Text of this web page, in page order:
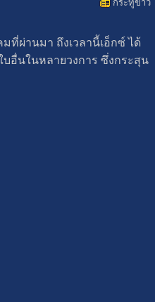
กระทู้ข่าว
ที่ผ่านมา ถึงเวลานี้เอ็กซ์ ได้
อื่นในหลายวงการ ซึ่งกระสุน